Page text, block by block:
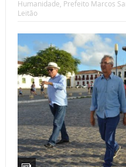
Humanidade Prefeito Marcos
Leitão